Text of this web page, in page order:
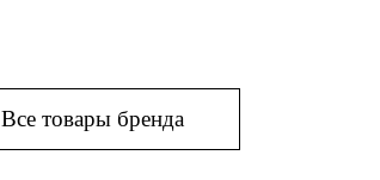
Все товары бренда